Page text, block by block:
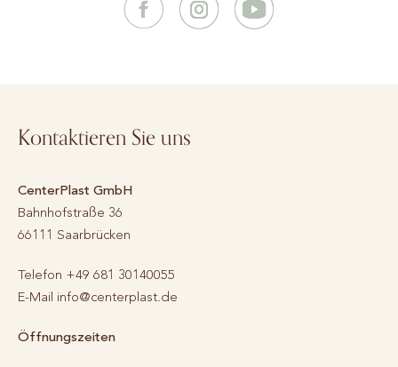
Kontaktieren Sie uns
CenterPlast GmbH
Bahnhofstraße 36
66111 Saarbrücken
Telefon +49 681 30140055
E-Mail info@centerplast.de
Öffnungszeiten